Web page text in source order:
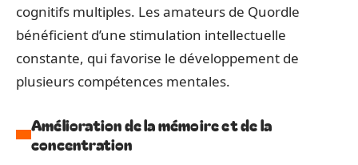
cognitifs multiples. Les amateurs de Quordle
bénéficient d’une stimulation intellectuelle
constante, qui favorise le développement de
plusieurs compétences mentales.
Amélioration de la mémoire et de la
concentration